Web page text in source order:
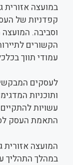
במועצה אזורית
קפדניות של
וסביבה.
הקשורים
עמודי תווך
לעסקים
ותוכניות
עשויות
התאמת העסק
המועצה אזורית
במהלך התהליך